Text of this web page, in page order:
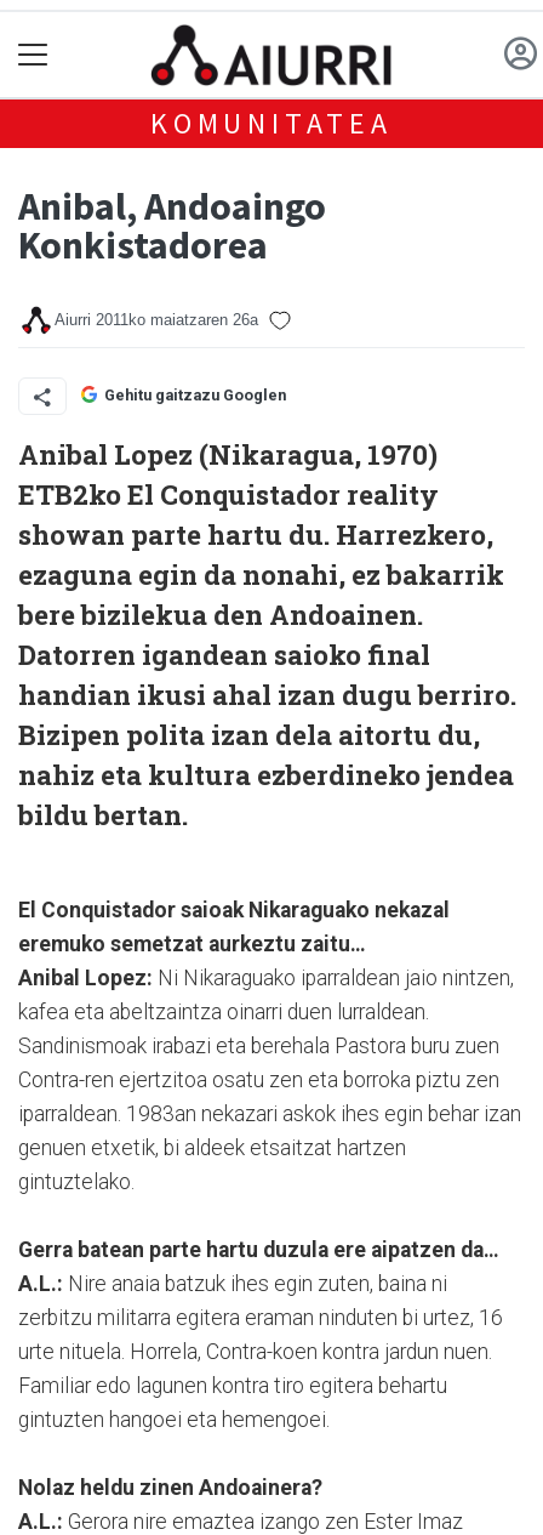
KOMUNITATEA
Anibal, Andoaingo
Konkistadorea
Aiurri 2011ko maiatzaren 26a
Gehitu gaitzazu Googlen
Anibal Lopez (Nikaragua, 1970)
ETB2ko El Conquistador reality
showan parte hartu du. Harrezkero,
ezaguna egin da nonahi, ez bakarrik
bere bizilekua den Andoainen.
Datorren igandean saioko final
handian ikusi ahal izan dugu berriro.
Bizipen polita izan dela aitortu du,
nahiz eta kultura ezberdineko jendea
bildu bertan.
El Conquistador saioak Nikaraguako nekazal
eremuko semetzat aurkeztu zaitu…
Anibal Lopez: Ni Nikaraguako iparraldean jaio nintzen,
kafea eta abeltzaintza oinarri duen lurraldean.
Sandinismoak irabazi eta berehala Pastora buru zuen
Contra-ren ejertzitoa osatu zen eta borroka piztu zen
iparraldean. 1983an nekazari askok ihes egin behar izan
genuen etxetik, bi aldeek etsaitzat hartzen
gintuztelako.
Gerra batean parte hartu duzula ere aipatzen da…
A.L.: Nire anaia batzuk ihes egin zuten, baina ni
zerbitzu militarra egitera eraman ninduten bi urtez, 16
urte nituela. Horrela, Contra-koen kontra jardun nuen.
Familiar edo lagunen kontra tiro egitera behartu
gintuzten hangoei eta hemengoei.
Nolaz heldu zinen Andoainera?
A.L.: Gerora nire emaztea izango zen Ester Imaz